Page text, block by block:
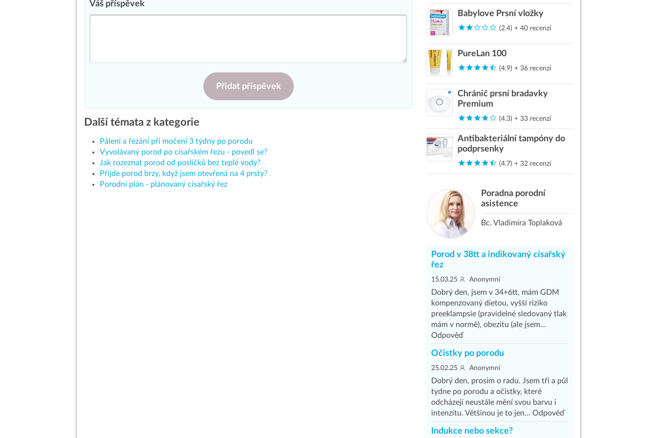
Váš příspěvek
Přidat příspěvek
Další témata z kategorie
Pálení a řezání při močení 3 týdny po porodu
Vyvolávaný porod po císařském řezu - povedl se?
Jak rozeznat porod od poslíčků bez teplé vody?
Přijde porod brzy, když jsem otevřená na 4 prsty?
Porodní plán - plánovaný císařský řez
Babylove Prsní vložky
(2.4) + 40 recenzí
PureLan 100
(4.9) + 36 recenzí
Chránič prsní bradavky
Premium
(4.3) + 33 recenzí
Antibakteriální tampóny do
podprsenky
(4.7) + 32 recenzí
Poradna porodní
asistence
Bc. Vladimíra Toplaková
Porod v 38tt a indikovaný císařský
řez
15.03.25 Anonymní
Dobrý den, jsem v 34+6tt, mám GDM
kompenzovaný dietou, vyšší riziko
preeklampsie (pravidelné sledovaný tlak
mám v normě), obezitu (ale jsem...
Odpověď
Očistky po porodu
25.02.25 Anonymní
Dobrý den, prosím o radu. Jsem tři a půl
tydne po porodu a očistky, které
odcházejí neustále mění svou barvu i
intenzitu. Většinou je to jen... Odpověď
Indukce nebo sekce?